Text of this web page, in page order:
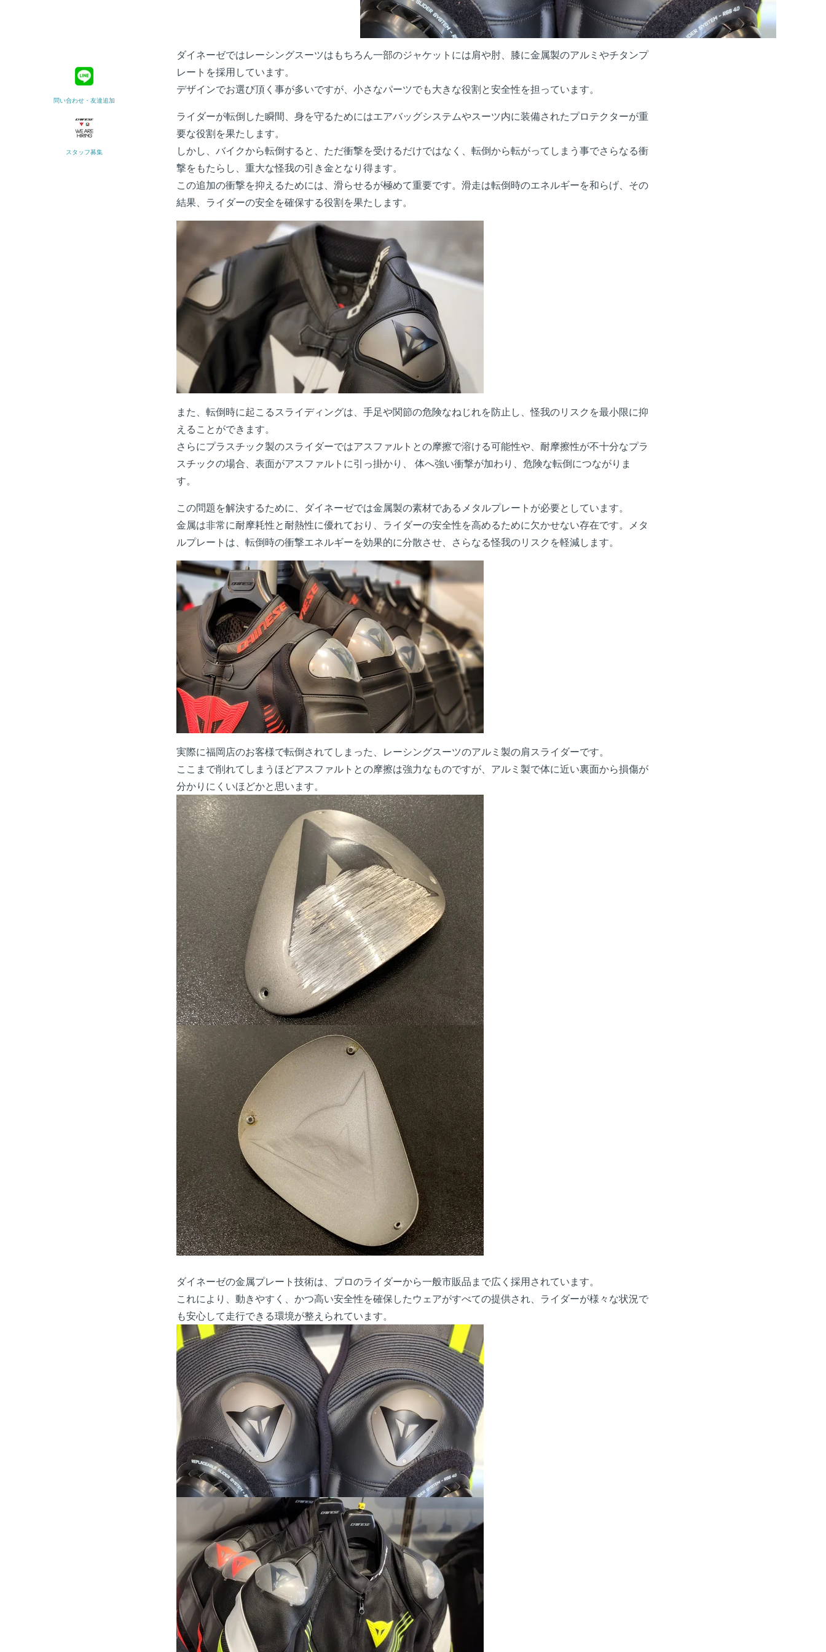
問い合わせ・友達追加
スタッフ募集
ダイネーゼではレーシングスーツはもちろん一部のジャケットには肩や肘、膝に金属製のアルミやチタンプ
レートを採用しています。
デザインでお選び頂く事が多いですが、小さなパーツでも大きな役割と安全性を担っています。
ライダーが転倒した瞬間、身を守るためにはエアバッグシステムやスーツ内に装備されたプロテクターが重
要な役割を果たします。
しかし、バイクから転倒すると、ただ衝撃を受けるだけではなく、転倒から転がってしまう事でさらなる衝
撃をもたらし、重大な怪我の引き金となり得ます。
この追加の衝撃を抑えるためには、滑らせるが極めて重要です。滑走は転倒時のエネルギーを和らげ、その
結果、ライダーの安全を確保する役割を果たします。
また、転倒時に起こるスライディングは、手足や関節の危険なねじれを防止し、怪我のリスクを最小限に抑
えることができます。
さらにプラスチック製のスライダーではアスファルトとの摩擦で溶ける可能性や、耐摩擦性が不十分なプラ
スチックの場合、表面がアスファルトに引っ掛かり、 体へ強い衝撃が加わり、危険な転倒につながりま
す。
この問題を解決するために、ダイネーゼでは金属製の素材であるメタルプレートが必要としています。
金属は非常に耐摩耗性と耐熱性に優れており、ライダーの安全性を高めるために欠かせない存在です。メタ
ルプレートは、転倒時の衝撃エネルギーを効果的に分散させ、さらなる怪我のリスクを軽減します。
実際に福岡店のお客様で転倒されてしまった、レーシングスーツのアルミ製の肩スライダーです。
ここまで削れてしまうほどアスファルトとの摩擦は強力なものですが、アルミ製で体に近い裏面から損傷が
分かりにくいほどかと思います。
ダイネーゼの金属プレート技術は、プロのライダーから一般市販品まで広く採用されています。
これにより、動きやすく、かつ高い安全性を確保したウェアがすべての提供され、ライダーが様々な状況で
も安心して走行できる環境が整えられています。